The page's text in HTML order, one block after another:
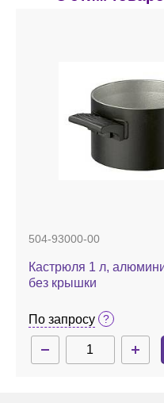
504-93000-00
Кастрюля 1 л,
без крышки
По запросу